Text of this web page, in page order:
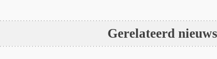
Gerelateerd nieuws